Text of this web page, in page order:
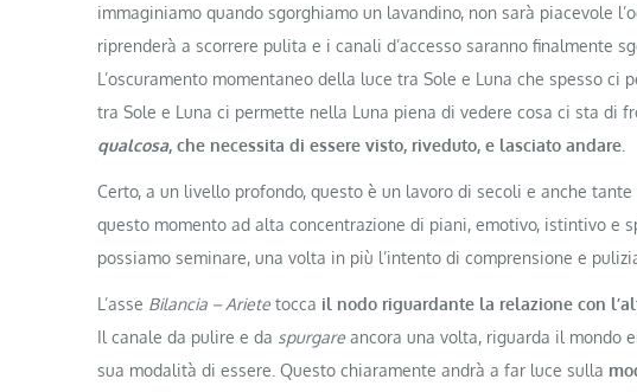
immaginiamo quando sgorghiamo un lavandino, non sarà piacevole
riprenderà a scorrere pulita e i canali d’accesso saranno finalmente
L’oscuramento momentaneo della luce tra Sole e Luna che spesso ci
tra Sole e Luna ci permette nella Luna piena di vedere cosa ci sta di
qualcosa, che necessita di essere visto, riveduto, e lasciato andare.
Certo, a un livello profondo, questo è un lavoro di secoli e anche
questo momento ad alta concentrazione di piani, emotivo, istintivo e
possiamo seminare, una volta in più l’intento di comprensione e
L’asse Bilancia – Ariete tocca il nodo riguardante la relazione con
Il canale da pulire e da spurgare ancora una volta, riguarda il mondo
sua modalità di essere. Questo chiaramente andrà a far luce sulla